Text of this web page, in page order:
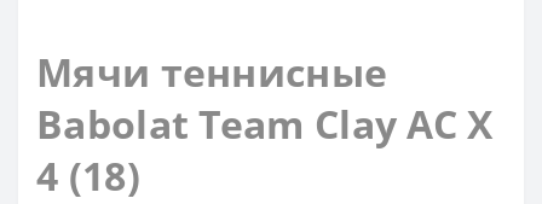
Мячи теннисные
Babolat Team Clay AC X
4 (18)